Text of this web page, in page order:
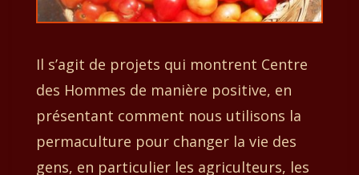
Il s’agit de projets qui montrent Centre
des Hommes de manière positive, en
présentant comment nous utilisons la
permaculture pour changer la vie des
gens, en particulier les agriculteurs, les